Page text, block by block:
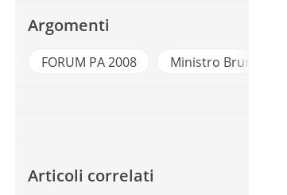
Argomenti
FORUM PA 2008 Ministro Brunetta
Articoli correlati